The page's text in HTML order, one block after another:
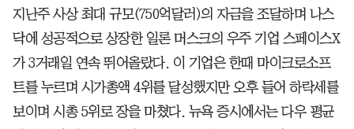
지난주 사상 최대 규모(750억달러)의 자금을 조달하며 나스
닥에 성공적으로 상장한 일론 머스크의 우주 기업 스페이스X
가 3거래일 연속 뛰어올랐다. 이 기업은 한때 마이크로소프
트를 누르며 시가총액 4위를 달성했지만 오후 들어 하락세를
보이며 시총 5위로 장을 마쳤다. 뉴욕 증시에서는 다우 평균